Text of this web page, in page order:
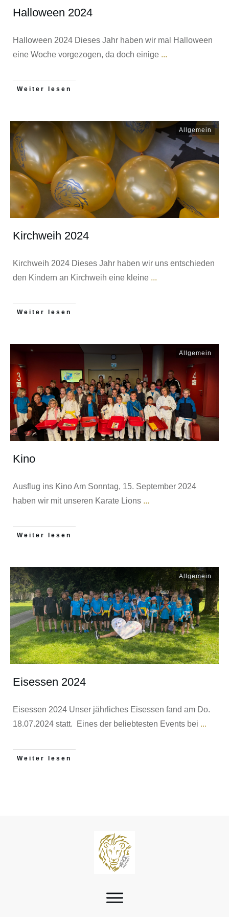
Halloween 2024
Halloween 2024 Dieses Jahr haben wir mal Halloween
eine Woche vorgezogen, da doch einige ...
Weiter lesen
Allgemein
Kirchweih 2024
Kirchweih 2024 Dieses Jahr haben wir uns entschieden
den Kindern an Kirchweih eine kleine ...
Weiter lesen
Allgemein
Kino
Ausflug ins Kino Am Sonntag, 15. September 2024
haben wir mit unseren Karate Lions ...
Weiter lesen
Allgemein
Eisessen 2024
Eisessen 2024 Unser jährliches Eisessen fand am Do.
18.07.2024 statt. Eines der beliebtesten Events bei ...
Weiter lesen